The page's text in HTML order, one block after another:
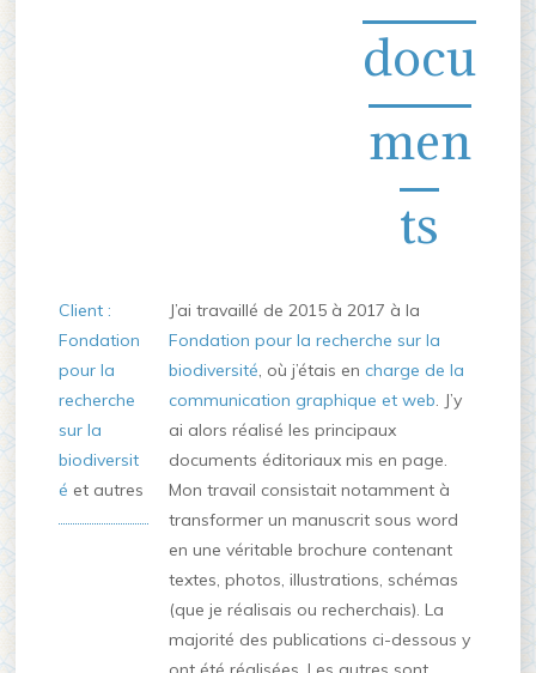
docu
men
ts
Client :
Fondation
pour la
recherche
sur la
biodiversit
é et autres
J’ai travaillé de 2015 à 2017 à la
Fondation pour la recherche sur la
biodiversité, où j’étais en charge de la
communication graphique et web. J’y
ai alors réalisé les principaux
documents éditoriaux mis en page.
Mon travail consistait notamment à
transformer un manuscrit sous word
en une véritable brochure contenant
textes, photos, illustrations, schémas
(que je réalisais ou recherchais). La
majorité des publications ci-dessous y